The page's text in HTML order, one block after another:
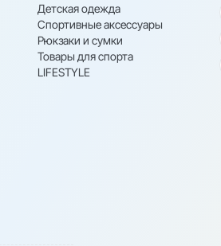
Детская одежда
Спортивные аксессуары
Рюкзаки и сумки
Товары для спорта
LIFESTYLE